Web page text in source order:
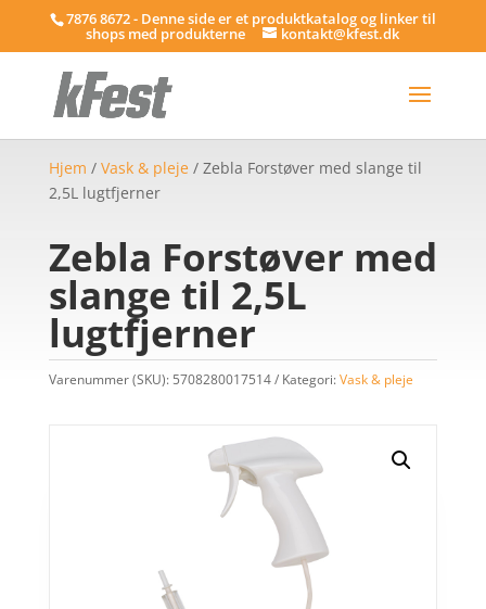
7876 8672 - Denne side er et produktkatalog og linker til
shops med produkterne kontakt@kfest.dk
Hjem / Vask & pleje / Zebla Forstøver med slange til
2,5L lugtfjerner
Zebla Forstøver med
slange til 2,5L
lugtfjerner
Varenummer (SKU): 5708280017514 Kategori:Vask & pleje